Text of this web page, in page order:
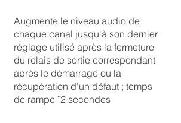
Augmente le niveau audio de
chaque canal jusqu'à son dernier
réglage utilisé après la fermeture
du relais de sortie correspondant
après le démarrage ou la
récupération d'un défaut ; temps
de rampe ˜2 secondes